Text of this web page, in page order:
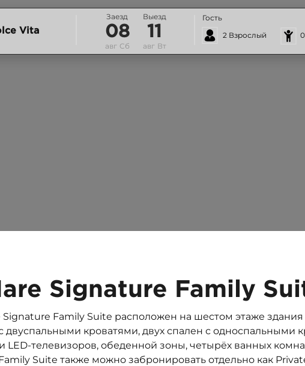
Vita
Заезд
08
авг Сб
Выезд
11
авг Вт
Гость
2 Взрослый
Signature Family
Family Suite расположен на шестом этаже
двуспальными кроватями, двух спален с односпальными
LED-телевизоров, обеденной зоны, четырёх ванных
Suite также можно забронировать отдельно как